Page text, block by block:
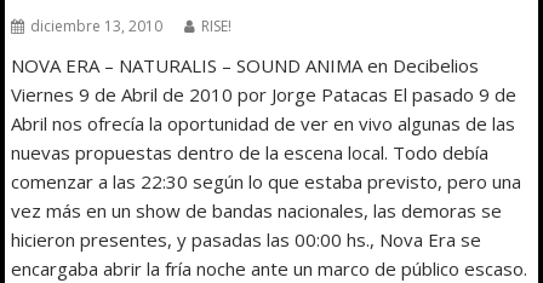
diciembre 13, 2010 RISE!
NOVA ERA – NATURALIS – SOUND ANIMA en Decibelios
Viernes 9 de Abril de 2010 por Jorge Patacas El pasado 9 de
Abril nos ofrecía la oportunidad de ver en vivo algunas de las
nuevas propuestas dentro de la escena local. Todo debía
comenzar a las 22:30 según lo que estaba previsto, pero una
vez más en un show de bandas nacionales, las demoras se
hicieron presentes, y pasadas las 00:00 hs., Nova Era se
encargaba abrir la fría noche ante un marco de público escaso.